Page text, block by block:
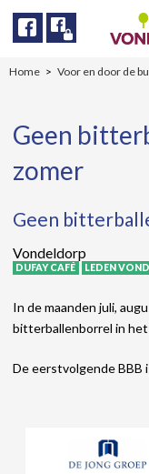
Facebook
Home Voor en door de
Geen
zomer
Geen
Vondeldorp
DUFAY CAFÉ LEDEN
In de maanden juli,
bitterballenborrel in het
De eerstvolgende BBB